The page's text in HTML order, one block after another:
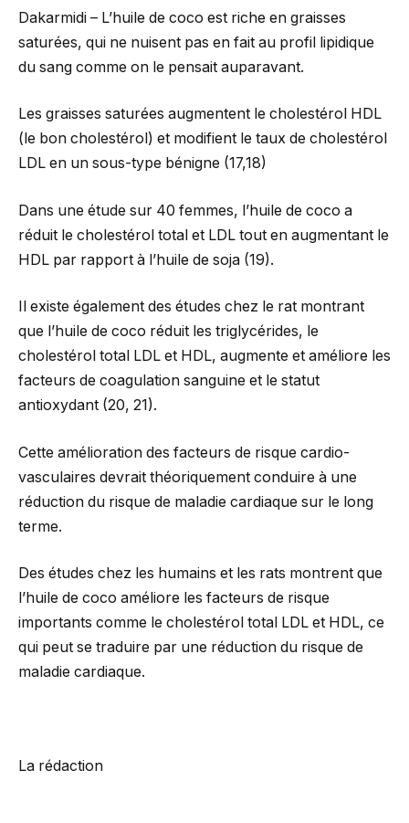
Dakarmidi – L’huile de coco est riche en graisses
saturées, qui ne nuisent pas en fait au profil lipidique
du sang comme on le pensait auparavant.
Les graisses saturées augmentent le cholestérol HDL
(le bon cholestérol) et modifient le taux de cholestérol
LDL en un sous-type bénigne (17,18)
Dans une étude sur 40 femmes, l’huile de coco a
réduit le cholestérol total et LDL tout en augmentant le
HDL par rapport à l’huile de soja (19).
Il existe également des études chez le rat montrant
que l’huile de coco réduit les triglycérides, le
cholestérol total LDL et HDL, augmente et améliore les
facteurs de coagulation sanguine et le statut
antioxydant (20, 21).
Cette amélioration des facteurs de risque cardio-
vasculaires devrait théoriquement conduire à une
réduction du risque de maladie cardiaque sur le long
terme.
Des études chez les humains et les rats montrent que
l’huile de coco améliore les facteurs de risque
importants comme le cholestérol total LDL et HDL, ce
qui peut se traduire par une réduction du risque de
maladie cardiaque.
La rédaction